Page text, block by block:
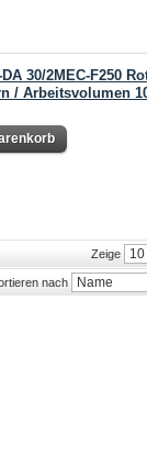
30/2MEC-F250
/ Arbeitsvolumen
Zeige
nach